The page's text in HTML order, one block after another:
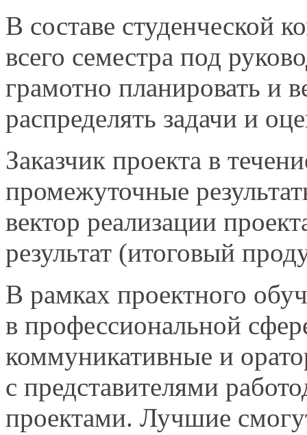
В составе студенческой
всего семестра под
грамотно планировать и
распределять задачи и
Заказчик проекта в
промежуточные
вектор реализации
результат (итоговый
В рамках проектного
в профессиональной
коммуникативные и
с представителями
проектами. Лучшие